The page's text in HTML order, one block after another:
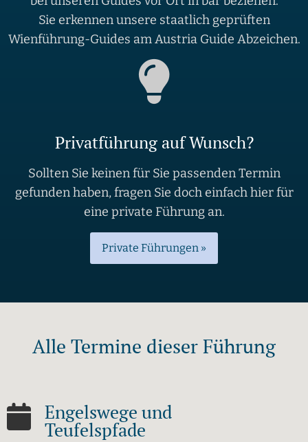
Sie erkennen unsere staatlich geprüften
Wienführung-Guides am Austria Guide Abzeichen.
Privatführung auf Wunsch?
Sollten Sie keinen für Sie passenden Termin
gefunden haben, fragen Sie doch einfach hier für
eine private Führung an.
Private Führungen »
Alle Termine dieser Führung
Engelswege und
Teufelspfade